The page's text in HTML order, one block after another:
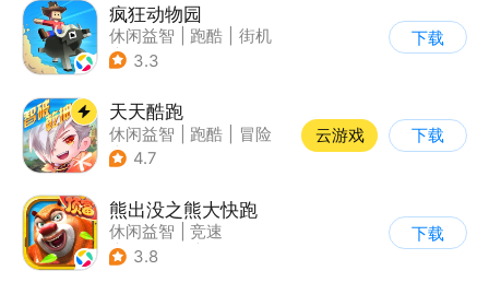
疯狂动物园
休闲益智 跑酷
街机
| 像素风
3.3
下载
天天酷跑
休闲益智 跑酷
冒险
| 萌系
4.7
云游戏 下载
熊出没之熊大快跑
休闲益智
竞速
| 动漫改编
3.8
下载